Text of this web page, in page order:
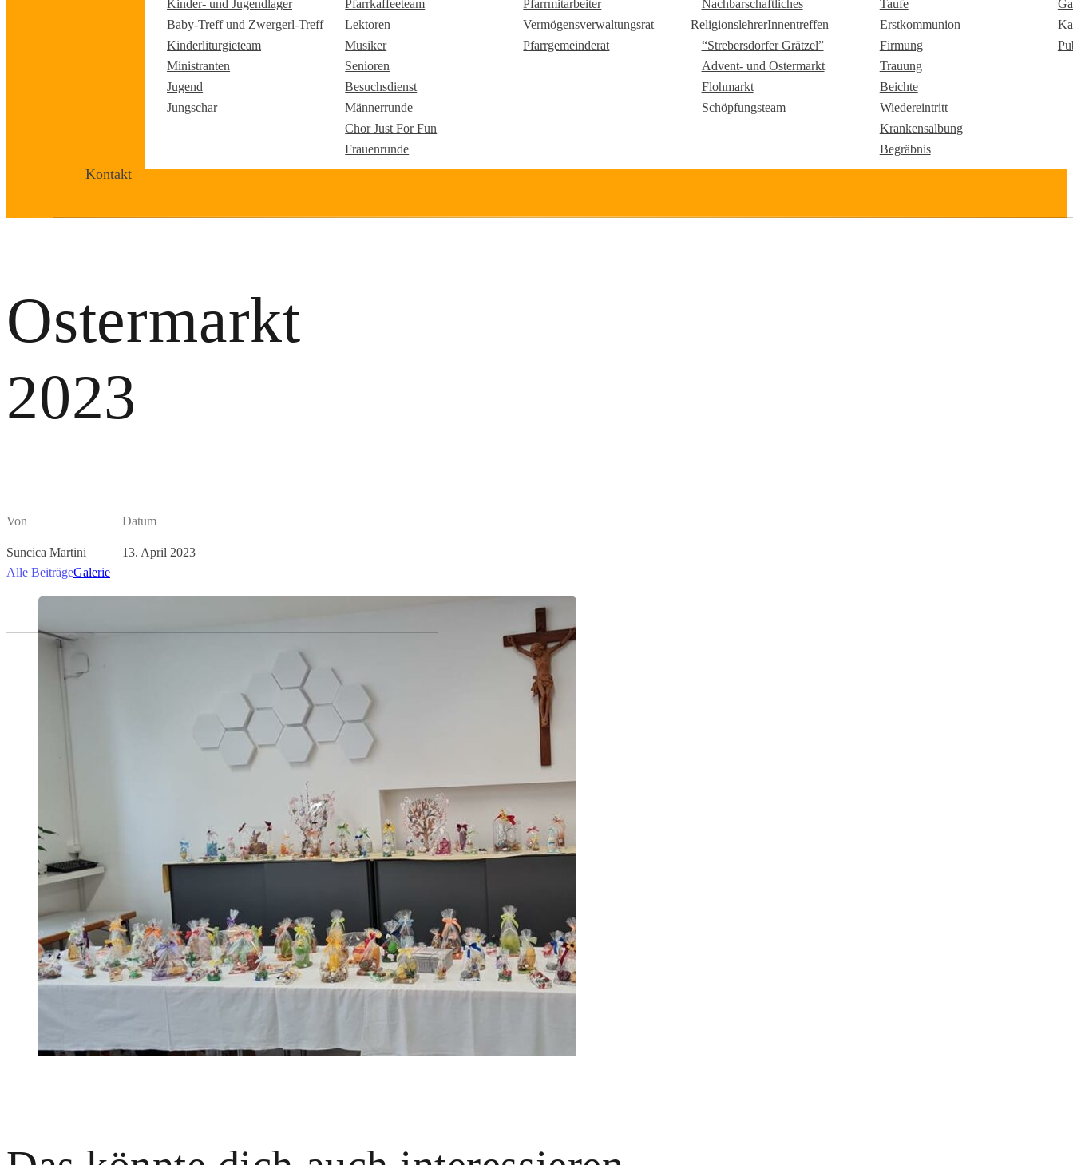
Kinder- und Jugendlager
Baby-Treff und Zwergerl-Treff
Kinderliturgieteam
Ministranten
Jugend
Jungschar
Pfarrkaffeeteam
Lektoren
Musiker
Senioren
Besuchsdienst
Männerrunde
Chor Just For Fun
Frauenrunde
Pfarrmitarbeiter
Vermögensverwaltungsrat
Pfarrgemeinderat
Nachbarschaftliches
ReligionslehrerInnentreffen
“Strebersdorfer Grätzel”
Advent- und Ostermarkt
Flohmarkt
Schöpfungsteam
Taufe
Erstkommunion
Firmung
Trauung
Beichte
Wiedereintritt
Krankensalbung
Begräbnis
Kontakt
Ostermarkt
2023
Von
Suncica Martini
Datum
13. April 2023
Alle BeiträgeGalerie